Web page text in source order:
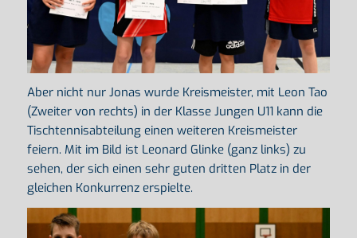
Aber nicht nur Jonas wurde Kreismeister, mit Leon Tao
(Zweiter von rechts) in der Klasse Jungen U11 kann die
Tischtennisabteilung einen weiteren Kreismeister
feiern. Mit im Bild ist Leonard Glinke (ganz links) zu
sehen, der sich einen sehr guten dritten Platz in der
gleichen Konkurrenz erspielte.